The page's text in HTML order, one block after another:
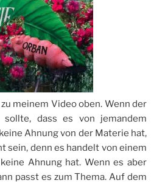
meinem Video oben. Wenn der
sollte, dass es von jemandem
Ahnung von der Materie hat,
sein, denn es handelt von einem
Ahnung hat. Wenn es aber
passt es zum Thema. Auf dem